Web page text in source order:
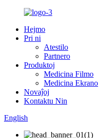
Hejmo
Pri ni
Atestilo
Partnero
Produktoj
Medicina Filmo
Medicina Ekrano
Novaĵoj
Kontaktu Nin
English